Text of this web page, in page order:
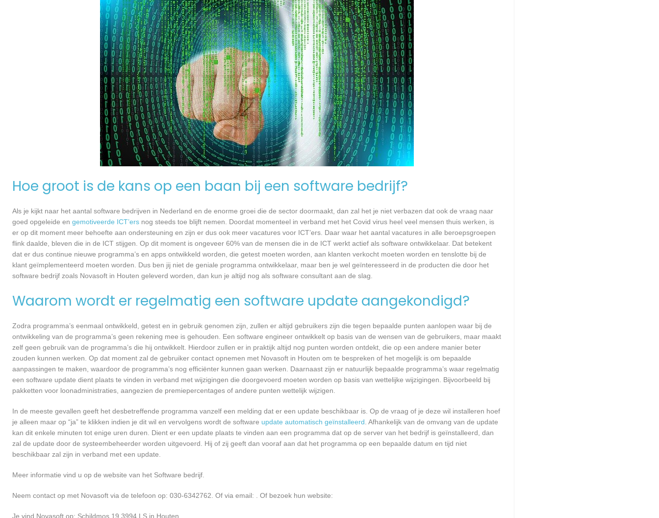
Hoe groot is de kans op een baan bij een software bedrijf?
Als je kijkt naar het aantal software bedrijven in Nederland en de enorme groei die de sector doormaakt, dan zal het je niet verbazen dat ook de vraag naar
goed opgeleide en gemotiveerde ICT’ers nog steeds toe blijft nemen. Doordat momenteel in verband met het Covid virus heel veel mensen thuis werken, is
er op dit moment meer behoefte aan ondersteuning en zijn er dus ook meer vacatures voor ICT’ers. Daar waar het aantal vacatures in alle beroepsgroepen
flink daalde, bleven die in de ICT stijgen. Op dit moment is ongeveer 60% van de mensen die in de ICT werkt actief als software ontwikkelaar. Dat betekent
dat er dus continue nieuwe programma’s en apps ontwikkeld worden, die getest moeten worden, aan klanten verkocht moeten worden en tenslotte bij de
klant geïmplementeerd moeten worden. Dus ben jij niet de geniale programma ontwikkelaar, maar ben je wel geïnteresseerd in de producten die door het
software bedrijf zoals Novasoft in Houten geleverd worden, dan kun je altijd nog als software consultant aan de slag.
Waarom wordt er regelmatig een software update aangekondigd?
Zodra programma’s eenmaal ontwikkeld, getest en in gebruik genomen zijn, zullen er altijd gebruikers zijn die tegen bepaalde punten aanlopen waar bij de
ontwikkeling van de programma’s geen rekening mee is gehouden. Een software engineer ontwikkelt op basis van de wensen van de gebruikers, maar maakt
zelf geen gebruik van de programma’s die hij ontwikkelt. Hierdoor zullen er in praktijk altijd nog punten worden ontdekt, die op een andere manier beter
zouden kunnen werken. Op dat moment zal de gebruiker contact opnemen met Novasoft in Houten om te bespreken of het mogelijk is om bepaalde
aanpassingen te maken, waardoor de programma’s nog efficiënter kunnen gaan werken. Daarnaast zijn er natuurlijk bepaalde programma’s waar regelmatig
een software update dient plaats te vinden in verband met wijzigingen die doorgevoerd moeten worden op basis van wettelijke wijzigingen. Bijvoorbeeld bij
pakketten voor loonadministraties, aangezien de premiepercentages of andere punten wettelijk wijzigen.
In de meeste gevallen geeft het desbetreffende programma vanzelf een melding dat er een update beschikbaar is. Op de vraag of je deze wil installeren hoef
je alleen maar op “ja” te klikken indien je dit wil en vervolgens wordt de software update automatisch geïnstalleerd . Afhankelijk van de omvang van de update
kan dit enkele minuten tot enige uren duren. Dient er een update plaats te vinden aan een programma dat op de server van het bedrijf is geïnstalleerd, dan
zal de update door de systeembeheerder worden uitgevoerd. Hij of zij geeft dan vooraf aan dat het programma op een bepaalde datum en tijd niet
beschikbaar zal zijn in verband met een update.
Meer informatie vind u op de website van het Software bedrijf.
Neem contact op met Novasoft via de telefoon op: 030-6342762. Of via email: . Of bezoek hun website:
Je vind Novasoft op: Schildmos 19 3994 LS in Houten.